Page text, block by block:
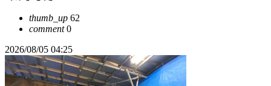
thumb_up 62
comment0
2026/08/05 04:25